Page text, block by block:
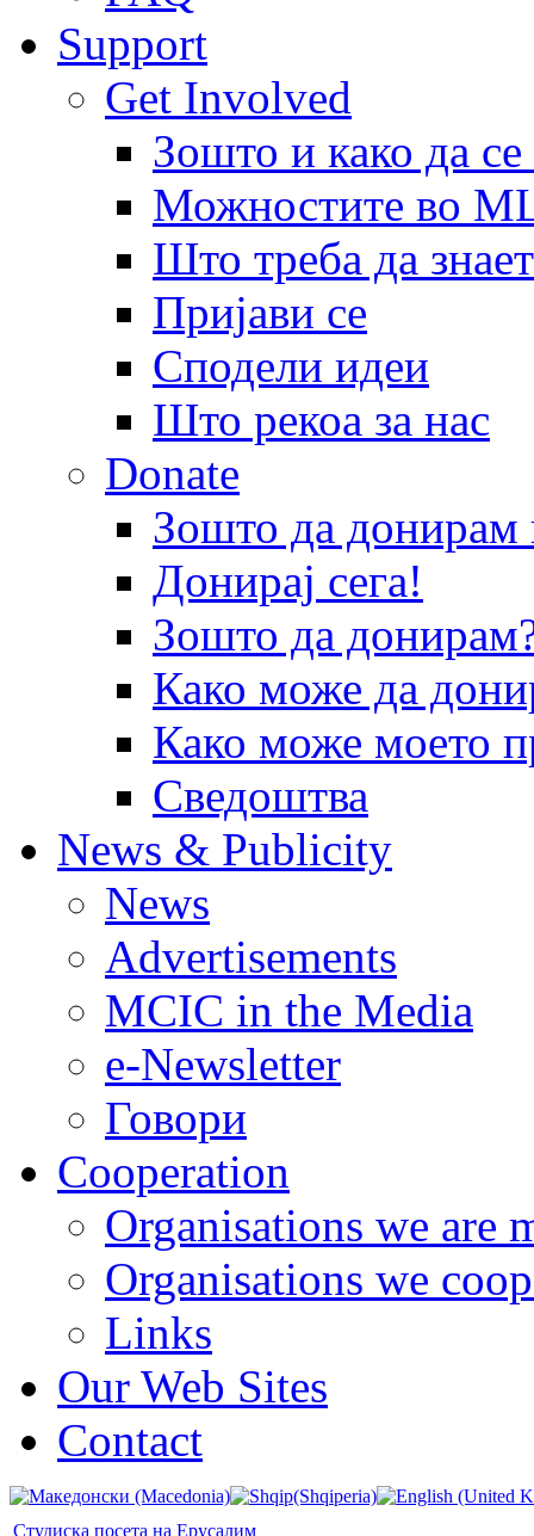
Support
Get Involved
Зошто и како да
Можностите во
Што треба да
Пријави се
Сподели идеи
Што рекоа за нас
Donate
Зошто да
Донирај сега!
Зошто да
Како може да
Како може моето
Сведоштва
News & Publicity
News
Advertisements
MCIC in the Media
e-Newsletter
Говори
Cooperation
Organisations we are
Organisations we
Links
Our Web Sites
Contact
Студиска посета на Ерусалим